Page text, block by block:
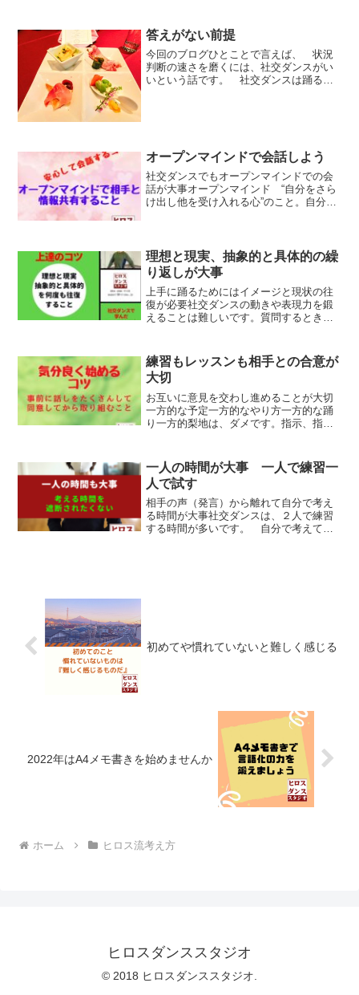
答えがない前提
今回のブログひとことで言えば、 状況
判断の速さを磨くには、社交ダンスがい
いという話です。 社交ダンスは踊る順
オープンマインドで会話しよう
社交ダンスでもオープンマインドでの会
話が大事オープンマインド “自分をさら
け出し他を受け入れる心”のこと。自分の
興味を示し、積極的...
理想と現実、抽象的と具体的の繰
り返しが大事
上手に踊るためにはイメージと現状の往
復が必要社交ダンスの動きや表現力を鍛
えることは難しいです。質問するときも
現実（現状）からかけ離れていると感じ
たり、もっと具体的に言っ...
練習もレッスンも相手との合意が
大切
お互いに意見を交わし進めることが大切
一方的な予定一方的なやり方一方的な踊
り一方的梨地は、ダメです。指示、指
れることです。だから普通は、相手との
同意を意識した言動がうまく...
一人の時間が大事 一人で練習一
人で試す
相手の声（発言）から離れて自分で考え
る時間が大事社交ダンスは、２人で練習
する時間が多いです。 自分で考えて、
初めてや慣れていないと難しく感じる
2022年はA4メモ書きを始めませんか
ホーム ヒロス流考え方
ヒロスダンススタジオ
© 2018 ヒロスダンススタジオ.